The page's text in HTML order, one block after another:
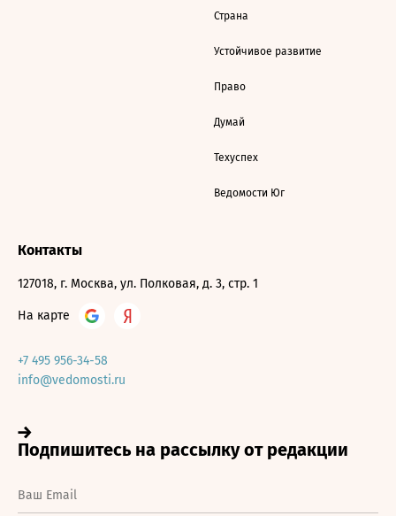
Страна
Устойчивое развитие
Право
Думай
Техуспех
Ведомости Юг
Контакты
127018, г. Москва, ул. Полковая, д. 3, стр. 1
На карте
+7 495 956-34-58
info@vedomosti.ru